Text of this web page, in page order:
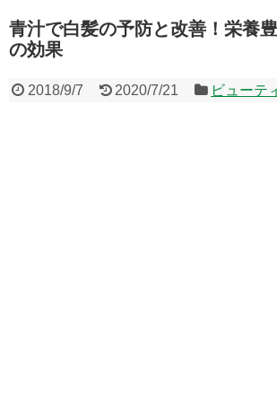
青汁で白髪の予防と改善！栄養
の効果
2018/9/7 2020/7/21 ビューテ